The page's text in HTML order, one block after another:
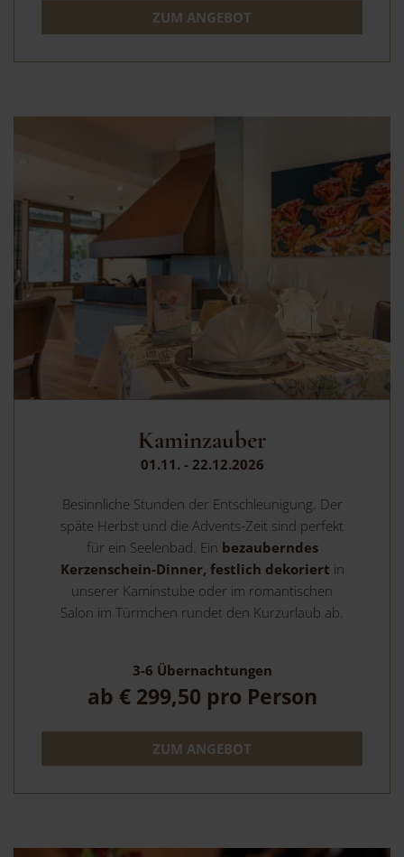
ZUM ANGEBOT
Kaminzauber
01.11. - 22.12.2026
Besinnliche Stunden der Entschleunigung. Der
späte Herbst und die Advents-Zeit sind perfekt
für ein Seelenbad. Ein bezauberndes
Kerzenschein-Dinner, festlich dekoriert in
unserer Kaminstube oder im romantischen
Salon im Türmchen rundet den Kurzurlaub ab.
3-6 Übernachtungen
ab € 299,50 pro Person
ZUM ANGEBOT